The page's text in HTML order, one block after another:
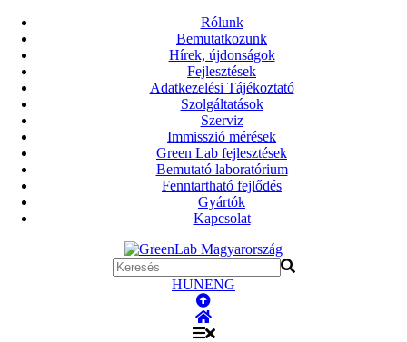
Rólunk
Bemutatkozunk
Hírek, újdonságok
Fejlesztések
Adatkezelési Tájékoztató
Szolgáltatások
Szerviz
Immisszió mérések
Green Lab fejlesztések
Bemutató laboratórium
Fenntartható fejlődés
Gyártók
Kapcsolat
HUNENG